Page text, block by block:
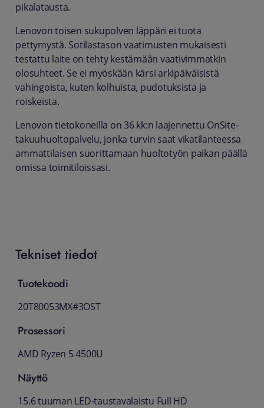
pikalatausta.
Lenovon toisen sukupolven läppäri ei tuota
pettymystä. Sotilastason vaatimusten mukaisesti
testattu laite on tehty kestämään vaativimmatkin
olosuhteet. Se ei myöskään kärsi arkipäiväisistä
vahingoista, kuten kolhuista, pudotuksista ja
roiskeista.
Lenovon tietokoneilla on 36 kk:n laajennettu OnSite-
takuuhuoltopalvelu, jonka turvin saat vikatilanteessa
ammattilaisen suorittamaan huoltotyön paikan päällä
omissa toimitiloissasi.
Tekniset tiedot
Tuotekoodi
20T80053MX#3OST
Prosessori
AMD Ryzen 5 4500U
Näyttö
15.6 tuuman LED-taustavalaistu Full HD